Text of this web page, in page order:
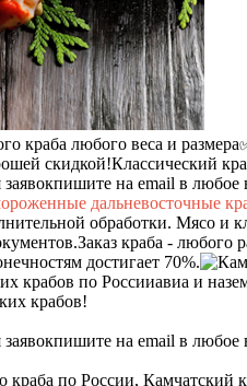
краба любого веса и размера
скидкой!Классический
заявокпишите на email в любое
дальневосточные
обработки. Мясо и
Заказ краба - любого
достигает 70%.
крабов по Россииавиа и
крабов!
заявокпишите на email в любое